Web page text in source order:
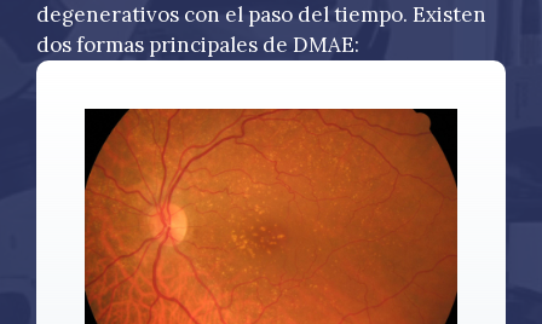
degenerativos con el paso del tiempo. Existen
dos formas principales de DMAE: